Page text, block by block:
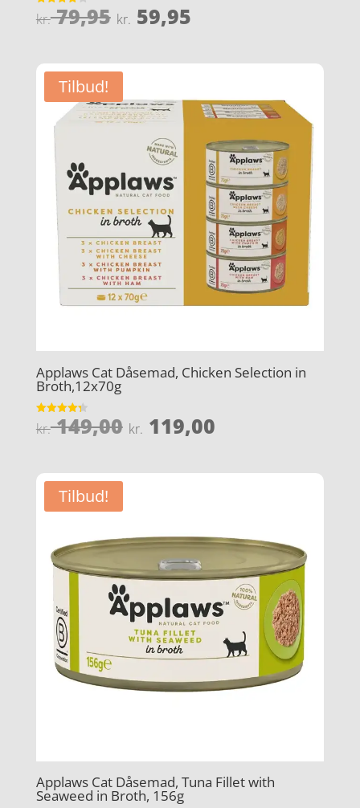
Vurderet
3.8
kr.79,95 Den
oprindelige
pris
var:
kr. 79,95.
kr. 59,95Den
pris
kr. 59,95.
Tilbud!
Applaws Cat Dåsemad, Chicken Selection in
Broth,12x70g
Vurderet
4.3
kr.149,00 Den
pris
kr. 119,00Den
pris
Tilbud!
Applaws Cat Dåsemad, Tuna Fillet with
Seaweed in Broth, 156g